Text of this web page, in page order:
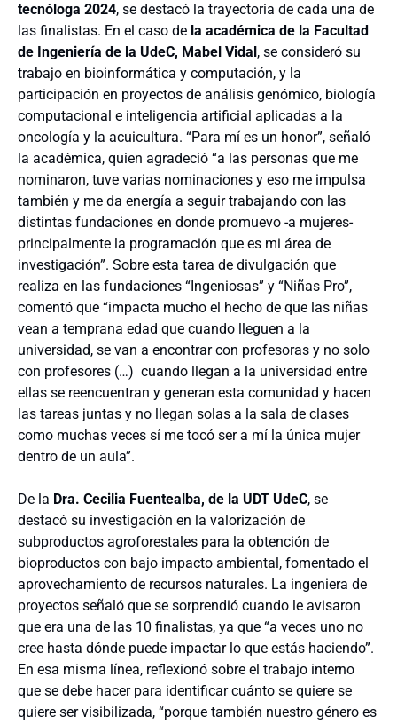
tecnóloga 2024, se destacó la trayectoria de cada una de
las finalistas. En el caso de la académica de la Facultad
de Ingeniería de la UdeC, Mabel Vidal , se consideró su
trabajo en bioinformática y computación, y la
participación en proyectos de análisis genómico, biología
computacional e inteligencia artificial aplicadas a la
oncología y la acuicultura. “Para mí es un honor”, señaló
la académica, quien agradeció “a las personas que me
nominaron, tuve varias nominaciones y eso me impulsa
también y me da energía a seguir trabajando con las
distintas fundaciones en donde promuevo -a mujeres-
principalmente la programación que es mi área de
investigación”. Sobre esta tarea de divulgación que
realiza en las fundaciones “Ingeniosas” y “Niñas Pro”,
comentó que “impacta mucho el hecho de que las niñas
vean a temprana edad que cuando lleguen a la
universidad, se van a encontrar con profesoras y no solo
con profesores (…) cuando llegan a la universidad entre
ellas se reencuentran y generan esta comunidad y hacen
las tareas juntas y no llegan solas a la sala de clases
como muchas veces sí me tocó ser a mí la única mujer
dentro de un aula”.
De la Dra. Cecilia Fuentealba, de la UDT UdeC, se
destacó su investigación en la valorización de
subproductos agroforestales para la obtención de
bioproductos con bajo impacto ambiental, fomentado el
aprovechamiento de recursos naturales. La ingeniera de
proyectos señaló que se sorprendió cuando le avisaron
que era una de las 10 finalistas, ya que “a veces uno no
cree hasta dónde puede impactar lo que estás haciendo”.
En esa misma línea, reflexionó sobre el trabajo interno
que se debe hacer para identificar cuánto se quiere se
quiere ser visibilizada, “porque también nuestro género es